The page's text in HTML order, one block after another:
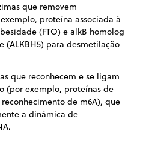
que removem
proteína associada à
(FTO) e alkB homolog
(ALKBH5) para desmetilação
que reconhecem e se ligam
(por exemplo, proteínas de
de m6A), que
a dinâmica de